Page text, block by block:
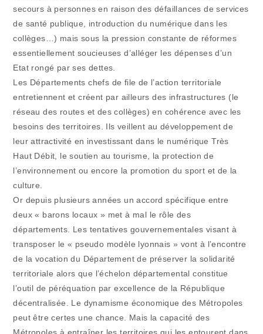
secours à personnes en raison des défaillances de services
de santé publique, introduction du numérique dans les
collèges…) mais sous la pression constante de réformes
essentiellement soucieuses d’alléger les dépenses d’un
Etat rongé par ses dettes.
Les Départements chefs de file de l’action territoriale
entretiennent et créent par ailleurs des infrastructures (le
réseau des routes et des collèges) en cohérence avec les
besoins des territoires. Ils veillent au développement de
leur attractivité en investissant dans le numérique Très
Haut Débit, le soutien au tourisme, la protection de
l’environnement ou encore la promotion du sport et de la
culture.
Or depuis plusieurs années un accord spécifique entre
deux « barons locaux » met à mal le rôle des
départements. Les tentatives gouvernementales visant à
transposer le « pseudo modèle lyonnais » vont à l’encontre
de la vocation du Département de préserver la solidarité
territoriale alors que l’échelon départemental constitue
l’outil de péréquation par excellence de la République
décentralisée. Le dynamisme économique des Métropoles
peut être certes une chance. Mais la capacité des
Métropoles à entraîner les territoires qui les entourent dans